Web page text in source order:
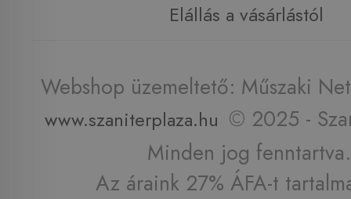
Elállás a vásárlástól
Webshop üzemeltető: Műszaki
www.szaniterplaza.hu © 2025 -
Minden jog fenntartva.
Az áraink 27% ÁFA-t